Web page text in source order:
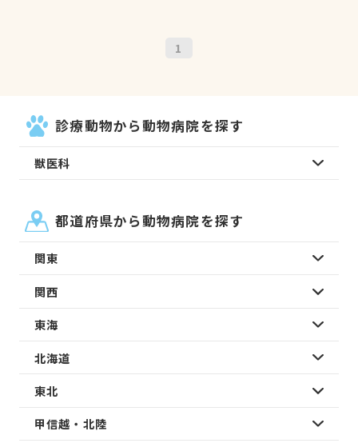
1
診療動物から動物病院を探す
獣医科
都道府県から動物病院を探す
関東
関西
東海
北海道
東北
甲信越・北陸